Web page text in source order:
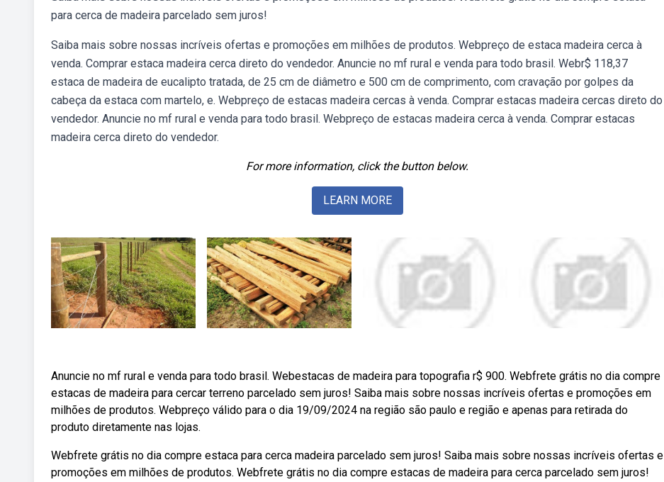
para cerca de madeira parcelado sem juros!
Saiba mais sobre nossas incríveis ofertas e promoções em milhões de produtos. Webpreço de estaca madeira cerca à
venda. Comprar estaca madeira cerca direto do vendedor. Anuncie no mf rural e venda para todo brasil. Webr$ 118,37
estaca de madeira de eucalipto tratada, de 25 cm de diâmetro e 500 cm de comprimento, com cravação por golpes da
cabeça da estaca com martelo, e. Webpreço de estacas madeira cercas à venda. Comprar estacas madeira cercas direto do
vendedor. Anuncie no mf rural e venda para todo brasil. Webpreço de estacas madeira cerca à venda. Comprar estacas
madeira cerca direto do vendedor.
For more information, click the button below.
LEARN MORE
Anuncie no mf rural e venda para todo brasil. Webestacas de madeira para topografia r$ 900. Webfrete grátis no dia compre
estacas de madeira para cercar terreno parcelado sem juros! Saiba mais sobre nossas incríveis ofertas e promoções em
milhões de produtos. Webpreço válido para o dia 19/09/2024 na região são paulo e região e apenas para retirada do
produto diretamente nas lojas.
Webfrete grátis no dia compre estaca para cerca madeira parcelado sem juros! Saiba mais sobre nossas incríveis ofertas e
promoções em milhões de produtos. Webfrete grátis no dia compre estacas de madeira para cerca parcelado sem juros!